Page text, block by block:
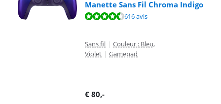
Manette Sans Fil Chroma Indigo
La note est de 9,4 sur 10, basée sur 616 avis.
616 avis
Sans fil | Couleur : Bleu,
Violet | Gamepad
€ 80,-